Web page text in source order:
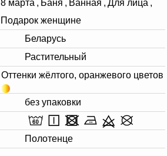
8 марта , Баня , Ванная , Для лица ,
Подарок женщине
Беларусь
Растительный
Оттенки жёлтого, оранжевого цветов
без упаковки
Полотенце